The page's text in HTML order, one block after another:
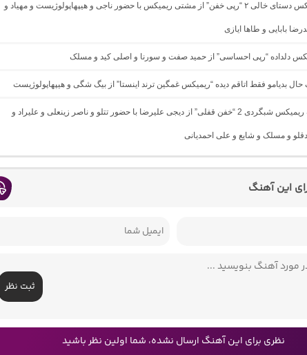
دانلود ریمیکس دستای خالی ۲ “رپی خفن” از مشتی ریمیکس با حضور ناجی و هیپهاپولوژیست و مهیاد و
بابایی و طاها ایازی
دلداده “رپی احساسی” از حمید صفت و سورنا و اصلی کید و مسلک
حال بدیامو فقط اتاقم دیده “ریمیکس غمگین ترند اینستا” از بیگ شگی و هیپهاپولوژیست
دانلود آهنگ ریمیکس شبگردی 2 “خفن قفلی” از دیجی علیرضا با حضور تتلو و ناصر زینعلی و علیراد و
و مسلک و شایع و علی احمدیانی
این آهنگ
ثبت نظر
نظری برای این آهنگ ارسال نشده، شما اولین نظر باشید